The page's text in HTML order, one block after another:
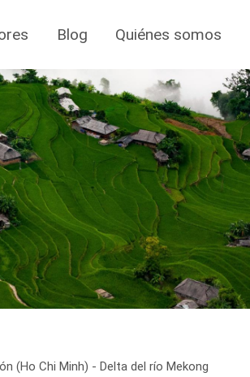
Blog Quiénes somos
(Ho Chi Minh) - Delta del río Mekong